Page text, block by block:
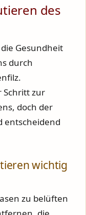
des
Gesundheit
durch
Schritt zur
doch der
entscheidend
wichtig
zu belüften